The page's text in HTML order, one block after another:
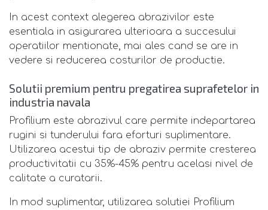
In acest context alegerea abrazivilor este
esentiala in asigurarea ulterioara a succesului
operatiilor mentionate, mai ales cand se are in
vedere si reducerea costurilor de productie.
Solutii premium pentru pregatirea suprafetelor in
industria navala
Profilium este abrazivul care permite indepartarea
rugini si tunderului fara eforturi suplimentare.
Utilizarea acestui tip de abraziv permite cresterea
productivitatii cu 35%-45% pentru acelasi nivel de
calitate a curatarii.
In mod suplimentar, utilizarea solutiei Profilium